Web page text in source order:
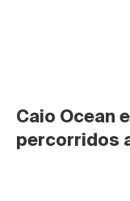
Caio Ocean
percorridos